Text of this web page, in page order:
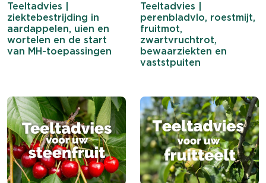
Teeltadvies |
ziektebestrijding in
aardappelen, uien en
wortelen en de start
van MH-toepassingen
Teeltadvies |
perenbladvlo, roestmijt,
fruitmot,
zwartvruchtrot,
bewaarziekten en
vaststpuiten